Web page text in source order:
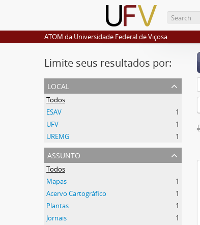
ATOM da Universidade Federal de Viçosa
Limite seus resultados por:
local
Todos
ESAV
1
UFV
1
UREMG
1
assunto
Todos
Mapas
1
Acervo Cartográfico
1
Plantas
1
Jornais
1